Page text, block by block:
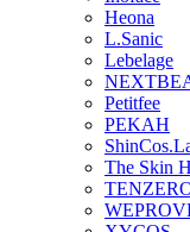
Heona
L.Sanic
Lebelage
Petitfee
PEKAH
The Skin